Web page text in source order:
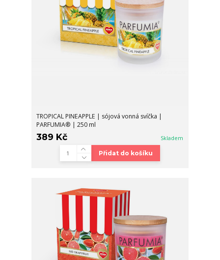
TROPICAL PINEAPPLE | sójová vonná svíčka |
PARFUMIA® | 250 ml
389 Kč Skladem
Přidat do košíku